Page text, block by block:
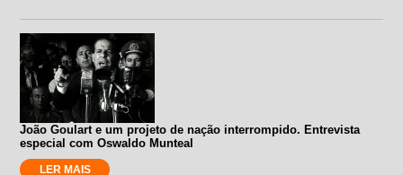
João Goulart e um projeto de nação interrompido. Entrevista
especial com Oswaldo Munteal
LER MAIS